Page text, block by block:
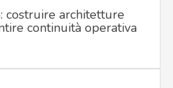
costruire architetture
continuità operativa